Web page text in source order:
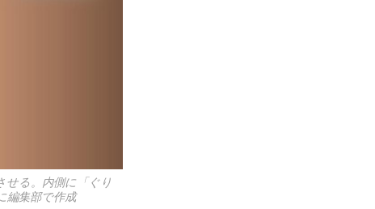
せる。内側に「ぐり
編集部で作成